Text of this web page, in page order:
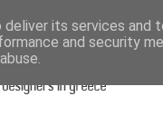
its services and
and security